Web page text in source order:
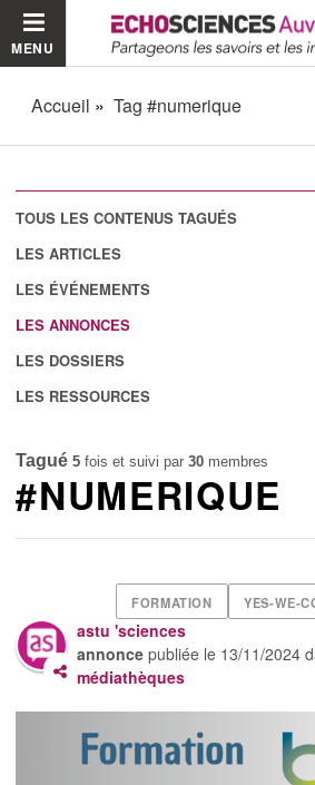
MENU
Accueil Tag #numerique
TOUS LES CONTENUS TAGUÉS
LES ARTICLES
LES ÉVÉNEMENTS
LES ANNONCES
LES DOSSIERS
LES RESSOURCES
Tagué 5 fois et suivi par30 membres
#NUMERIQUE
FORMATION YES-WE-
astu 'sciences
annonce publiée le 13/11/2024
médiathèques